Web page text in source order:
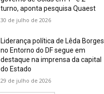
turno, aponta pesquisa Quaest
30 de julho de 2026
Liderança política de Lêda Borges
no Entorno do DF segue em
destaque na imprensa da capital
do Estado
29 de julho de 2026